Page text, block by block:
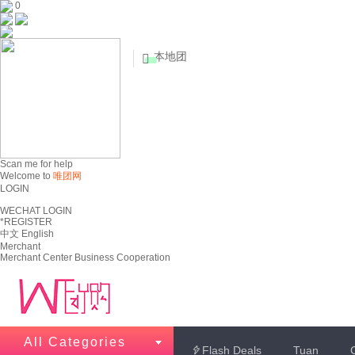
0
Scan me for help
Welcome to 唯团网
LOGIN
WECHAT LOGIN
*REGISTER
中文 English
Merchant
Merchant Center Business Cooperation

 本地团
All Categories
 Flash Deals Tuan